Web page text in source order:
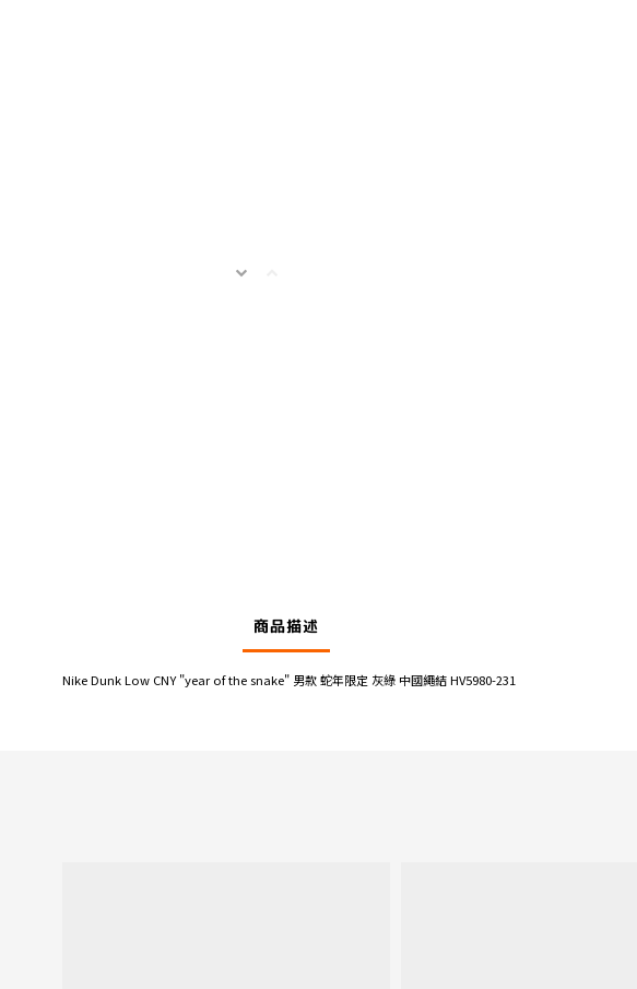
商品描述
Nike Dunk Low CNY "year of the snake" 男款 蛇年限定 灰綠 中國繩結 HV5980-231